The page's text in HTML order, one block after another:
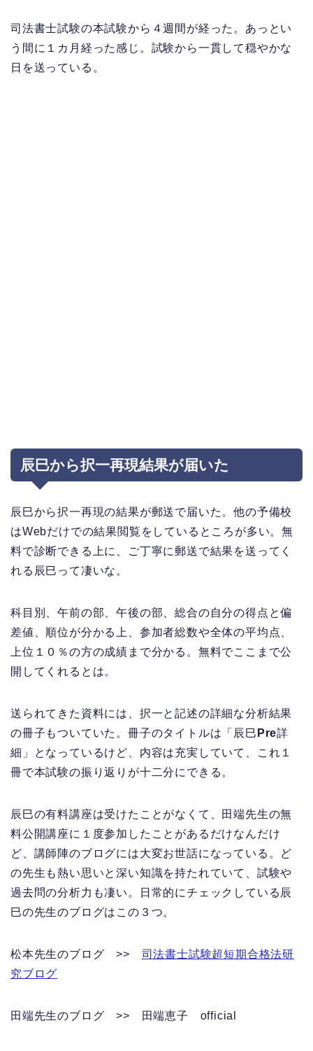
司法書士試験の本試験から４週間が経った。あっとい
う間に１カ月経った感じ。試験から一貫して穏やかな
日を送っている。
辰巳から択一再現結果が届いた
辰巳から択一再現の結果が郵送で届いた。他の予備校
はWebだけでの結果閲覧をしているところが多い。無
料で診断できる上に、ご丁寧に郵送で結果を送ってく
れる辰巳って凄いな。
科目別、午前の部、午後の部、総合の自分の得点と偏
差値、順位が分かる上、参加者総数や全体の平均点、
上位１０％の方の成績まで分かる。無料でここまで公
開してくれるとは。
送られてきた資料には、択一と記述の詳細な分析結果
の冊子もついていた。冊子のタイトルは「辰巳 Pre詳
細」となっているけど、内容は充実していて、これ１
冊で本試験の振り返りが十二分にできる。
辰巳の有料講座は受けたことがなくて、田端先生の無
料公開講座に１度参加したことがあるだけなんだけ
ど、講師陣のブログには大変お世話になっている。ど
の先生も熱い思いと深い知識を持たれていて、試験や
過去問の分析力も凄い。日常的にチェックしている辰
巳の先生のブログはこの３つ。
松本先生のブログ >> 司法書士試験超短期合格法研
究ブログ
田端先生のブログ >> 田端恵子 official